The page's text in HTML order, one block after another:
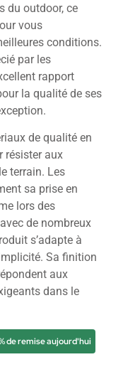
du outdoor, ce
vous
conditions.
par les
rapport
la qualité de ses
de qualité en
résister aux
terrain. Les
sa prise en
lors des
de nombreux
s’adapte à
Sa finition
aux
dans le
de remise aujourd'hui